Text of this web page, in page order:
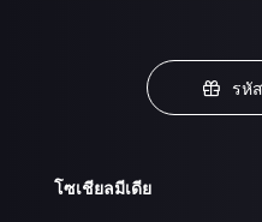
รหั
โซเชียลมีเดีย